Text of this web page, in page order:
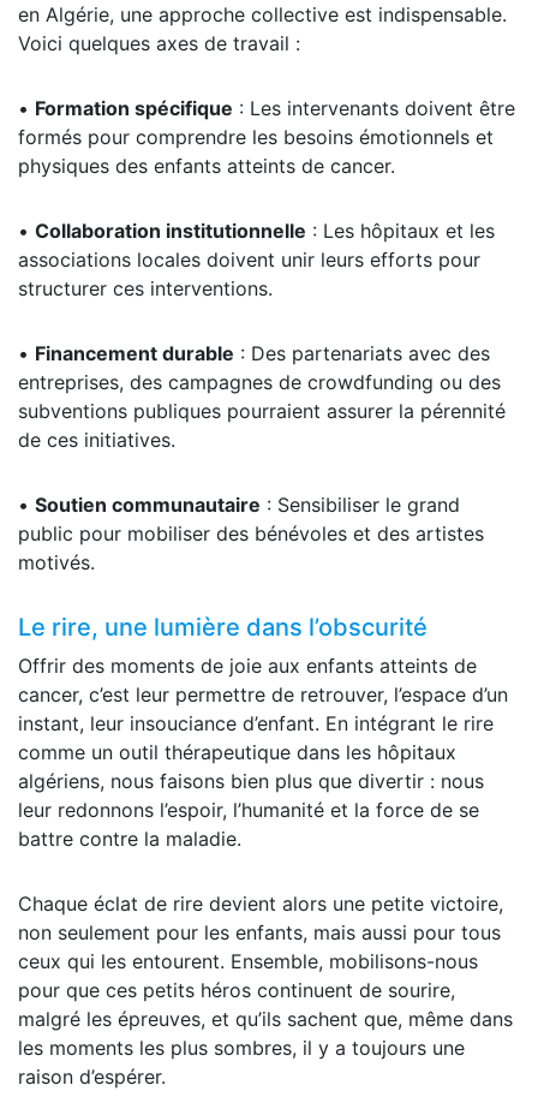
en Algérie, une approche collective est indispensable.
Voici quelques axes de travail :
• Formation spécifique : Les intervenants doivent être
formés pour comprendre les besoins émotionnels et
physiques des enfants atteints de cancer.
• Collaboration institutionnelle : Les hôpitaux et les
associations locales doivent unir leurs efforts pour
structurer ces interventions.
• Financement durable : Des partenariats avec des
entreprises, des campagnes de crowdfunding ou des
subventions publiques pourraient assurer la pérennité
de ces initiatives.
• Soutien communautaire : Sensibiliser le grand
public pour mobiliser des bénévoles et des artistes
motivés.
Le rire, une lumière dans l’obscurité
Offrir des moments de joie aux enfants atteints de
cancer, c’est leur permettre de retrouver, l’espace d’un
instant, leur insouciance d’enfant. En intégrant le rire
comme un outil thérapeutique dans les hôpitaux
algériens, nous faisons bien plus que divertir : nous
leur redonnons l’espoir, l’humanité et la force de se
battre contre la maladie.
Chaque éclat de rire devient alors une petite victoire,
non seulement pour les enfants, mais aussi pour tous
ceux qui les entourent. Ensemble, mobilisons-nous
pour que ces petits héros continuent de sourire,
malgré les épreuves, et qu’ils sachent que, même dans
les moments les plus sombres, il y a toujours une
raison d’espérer.